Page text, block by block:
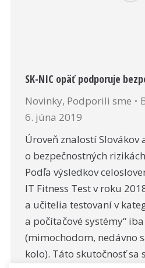
SK-NIC opäť podporuje
Novinky, Podporili sme
6. júna 2019
Úroveň znalostí Slovákov
o bezpečnostných
Podľa výsledkov
IT Fitness Test v roku
a učitelia testovaní v
a počítačové systémy“
(mimochodom, nedávno
kolo). Táto skutočnosť